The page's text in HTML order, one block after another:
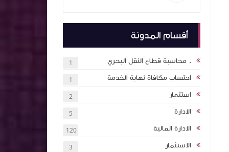
أقسام المدونة
. محاسبة قطاع النقل البحري 1
احتساب مكافاة نهاية الخدمة 1
استثمار 2
الادارة 5
الادارة المالية 120
الاستثمار 3